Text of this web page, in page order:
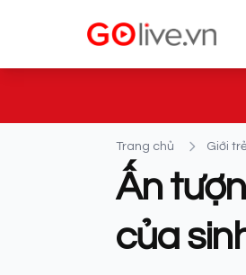
Trang chủ Giới
Ấn
của